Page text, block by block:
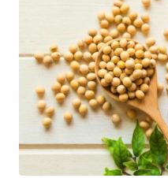
SAINS-TEKNO
KESEHATAN
INTERNASIONAL
SERBA-SERBI